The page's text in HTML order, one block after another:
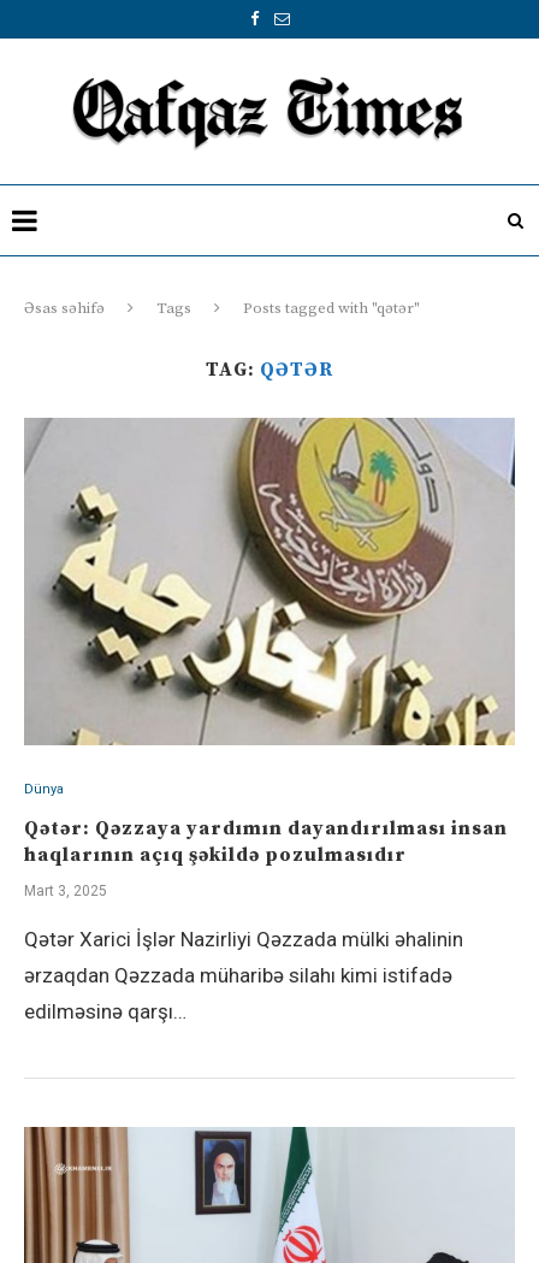
Əsas səhifə Tags Posts tagged with "qətər"
TAG: QƏTƏR
Dünya
Qətər: Qəzzaya yardımın dayandırılması insan
haqlarının açıq şəkildə pozulmasıdır
Mart 3, 2025
Qətər Xarici İşlər Nazirliyi Qəzzada mülki əhalinin
ərzaqdan Qəzzada müharibə silahı kimi istifadə
edilməsinə qarşı…